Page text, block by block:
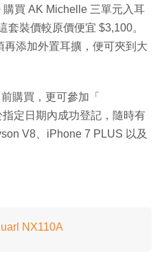
買 AK Michelle 三單元入耳
套裝價較原價便宜 $3,100。
添加外置耳擴，便可夾到大
購買，更可參加「
定日期內成功登記，隨時有
V8、iPhone 7 PLUS 以及
NX110A